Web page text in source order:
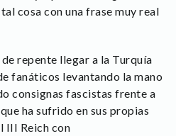
cosa con una frase muy real
repente llegar a la Turquía
fanáticos levantando la mano
consignas fascistas frente a
ha sufrido en sus propias
III Reich con